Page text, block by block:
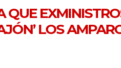
QUE
LOS